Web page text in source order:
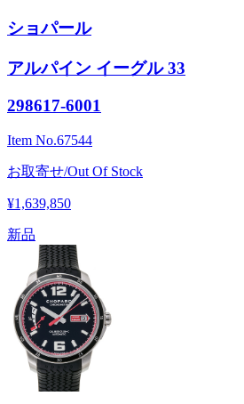
ショパール
アルパイン イーグル 33
298617-6001
Item No.67544
お取寄せ/Out Of Stock
¥1,639,850
新品